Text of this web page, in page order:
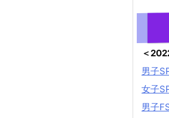
＜
男子
女子
男子